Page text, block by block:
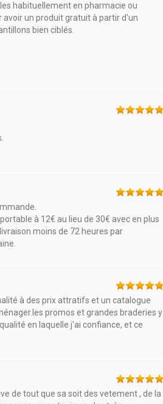
habituellement en pharmacie ou
un produit gratuit à partir d'un
bien ciblés.
à 12€ au lieu de 30€ avec en plus
moins de 72 heures par
à des prix attratifs et un catalogue
promos et grandes braderies y
en laquelle j'ai confiance, et ce
de tout que sa soit des vetement , de la